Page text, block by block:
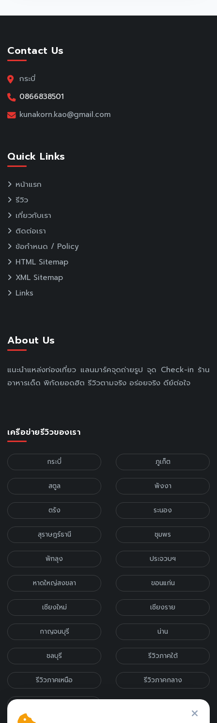
Contact Us
กระบี่
0866838501
kunakorn.kao@gmail.com
Quick Links
หน้าแรก
รีวิว
เกี่ยวกับเรา
ติดต่อเรา
ข้อกำหนด / Policy
HTML Sitemap
XML Sitemap
Links
About Us
แนะนำแหล่งท่องเที่ยว แลนมาร์คจุดถ่ายรูป จุด Check-in ร้าน
อาหารเด็ด พิกัดยอดฮิต รีวิวตามจริง อร่อยจริง ดีย์ต่อใจ
เครือข่ายรีวิวของเรา
กระบี่ ภูเก็ต
สตูล พังงา
ตรัง ระนอง
สุราษฎร์ธานี ชุมพร
พัทลุง ประจวบฯ
หาดใหญ่สงขลา ขอนแก่น
เชียงใหม่ เชียงราย
กาญจนบุรี น่าน
ชลบุรี รีวิวภาคใต้
รีวิวภาคเหนือ รีวิวภาคกลาง